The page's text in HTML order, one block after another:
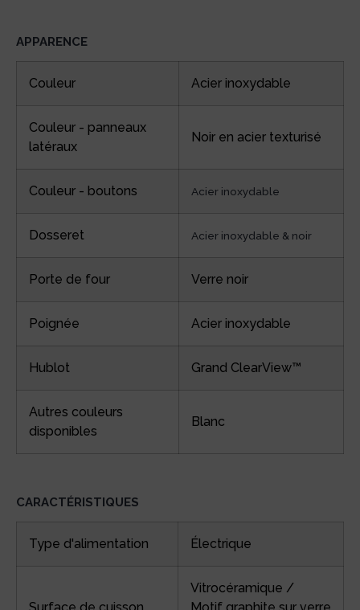
APPARENCE
Couleur Acier inoxydable
Couleur - panneaux
latéraux
Noir en acier texturisé
Couleur - boutons Acier inoxydable
Dosseret Acier inoxydable & noir
Porte de four Verre noir
Poignée Acier inoxydable
Hublot Grand ClearView™
Autres couleurs
disponibles
Blanc
CARACTÉRISTIQUES
Type d'alimentation Électrique
Vitrocéramique /